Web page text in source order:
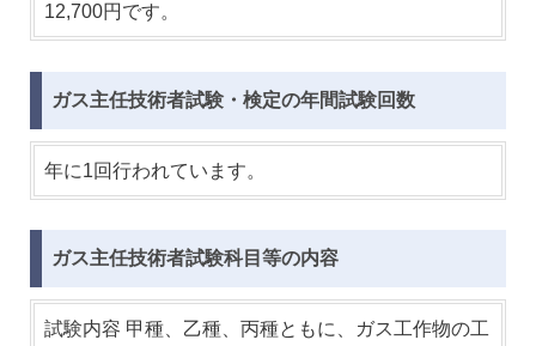
12,700円です。
ガス主任技術者試験・検定の年間試験回数
年に1回行われています。
ガス主任技術者試験科目等の内容
試験内容 甲種、乙種、丙種ともに、ガス工作物の工